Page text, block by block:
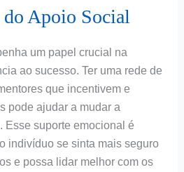
Apoio Social
um papel crucial na
ao sucesso. Ter uma rede de
que incentivem e
pode ajudar a mudar a
Esse suporte emocional é
indivíduo se sinta mais seguro
e possa lidar melhor com os